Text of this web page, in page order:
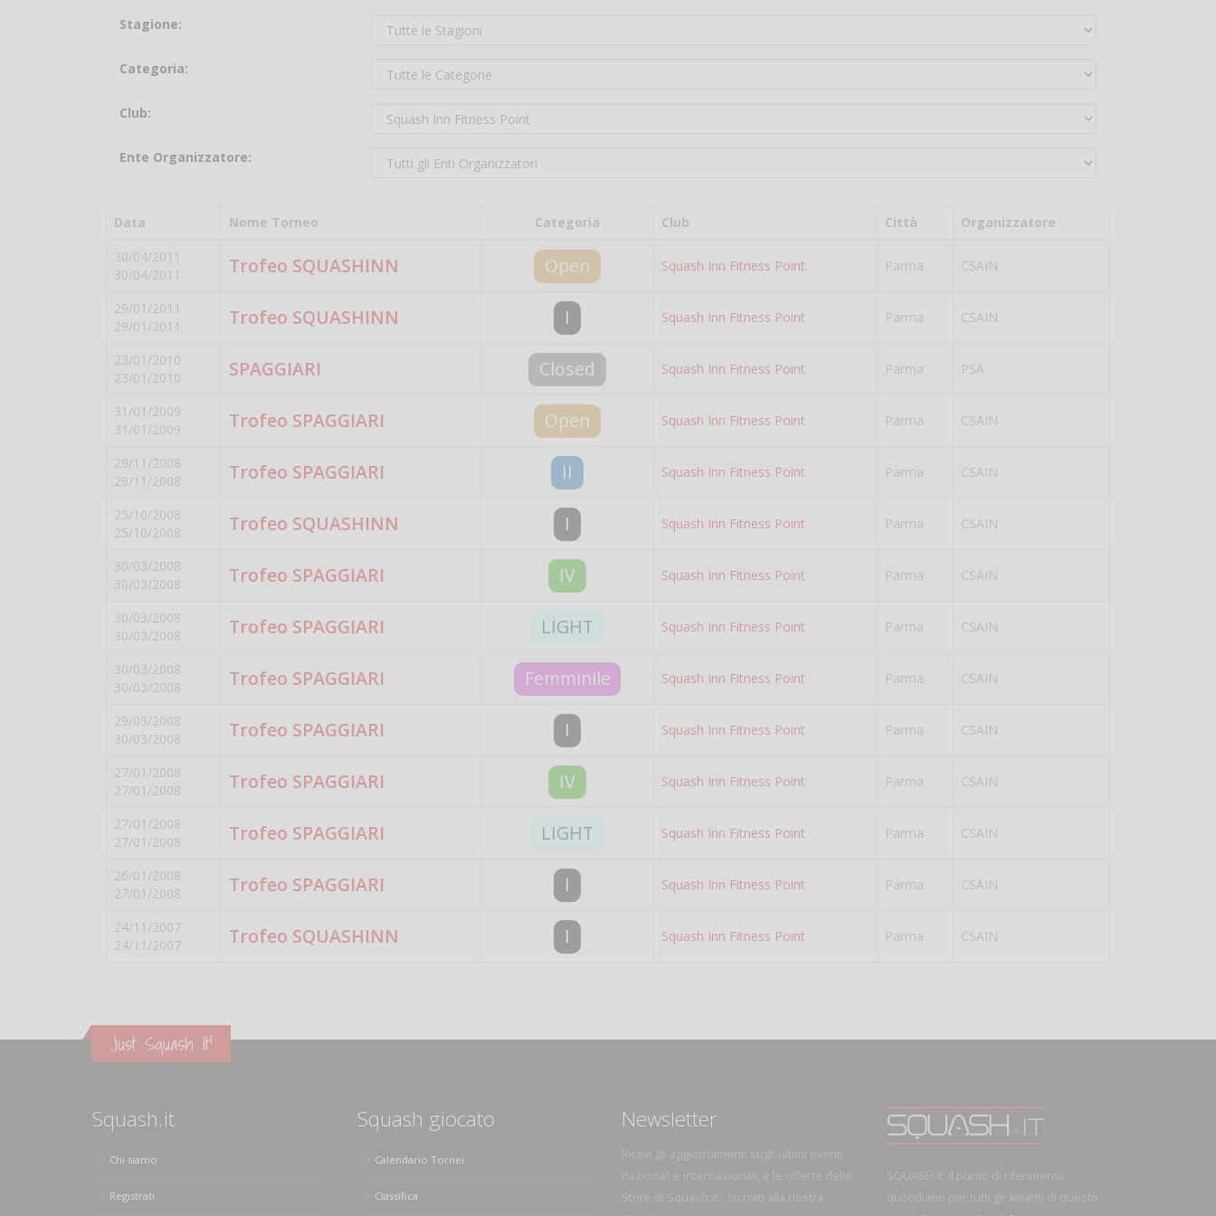
Stagione:
Categoria:
Club:
Ente Organizzatore:
Data Nome Torneo Categoria Club Città
Organizzatore
30/04/2011
30/04/2011
Trofeo SQUASHINN Open Squash Inn Fitness Point Parma CSAIN
29/01/2011
29/01/2011
Trofeo SQUASHINN I Squash Inn Fitness Point Parma CSAIN
23/01/2010
23/01/2010
SPAGGIARI Closed Squash Inn Fitness Point Parma PSA
31/01/2009
31/01/2009
Trofeo SPAGGIARI Open Squash Inn Fitness Point Parma CSAIN
29/11/2008
29/11/2008
Trofeo SPAGGIARI II Squash Inn Fitness Point Parma CSAIN
25/10/2008
25/10/2008
Trofeo SQUASHINN I Squash Inn Fitness Point Parma CSAIN
30/03/2008
30/03/2008
Trofeo SPAGGIARI IV Squash Inn Fitness Point Parma CSAIN
30/03/2008
30/03/2008
Trofeo SPAGGIARI LIGHT Squash Inn Fitness Point Parma CSAIN
30/03/2008
30/03/2008
Trofeo SPAGGIARI Femminile Squash Inn Fitness Point Parma CSAIN
29/03/2008
30/03/2008
Trofeo SPAGGIARI I Squash Inn Fitness Point Parma CSAIN
27/01/2008
27/01/2008
Trofeo SPAGGIARI IV Squash Inn Fitness Point Parma CSAIN
27/01/2008
27/01/2008
Trofeo SPAGGIARI LIGHT Squash Inn Fitness Point Parma CSAIN
26/01/2008
27/01/2008
Trofeo SPAGGIARI I Squash Inn Fitness Point Parma CSAIN
24/11/2007
24/11/2007
Trofeo SQUASHINN I Squash Inn Fitness Point Parma CSAIN
Just Squash It!
Squash.it
Chi siamo
Registrati
Squash giocato
Calendario Tornei
Classifica
Newsletter
Ricevi gli aggiornamenti sugli ultimi eventi
nazionali e internazionali, e le offerte dello
Store di Squash.it... Iscriviti alla nostra
SQUASH.it: Il punto di riferimento
quotidiano per tutti gli amanti di questo